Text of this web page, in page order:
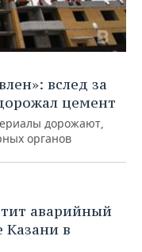
вслед за
цемент
дорожают,
органов
аварийный
Казани в